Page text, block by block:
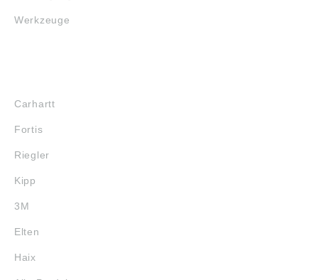
Werkzeuge
Carhartt
Fortis
Riegler
Kipp
3M
Elten
Haix